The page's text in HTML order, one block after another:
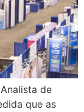
de
que as